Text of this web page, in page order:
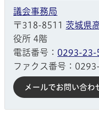
議会事務局
〒318-8511 茨城県
役所 4階
電話番号： 0293-23-
ファクス番号：
メールでお問い合わ